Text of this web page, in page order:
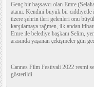
Genç bir başsavcı olan Emre
atanır. Kendini büyük bir ciddiyetle
üzere şehrin ileri gelenleri onu
karşılamaya rağmen, ilk andan
Emre ile belediye başkanı Selim,
arasında yaşanan çekişmeler gün
Cannes Film Festivali 2022 resmi
gösterildi.